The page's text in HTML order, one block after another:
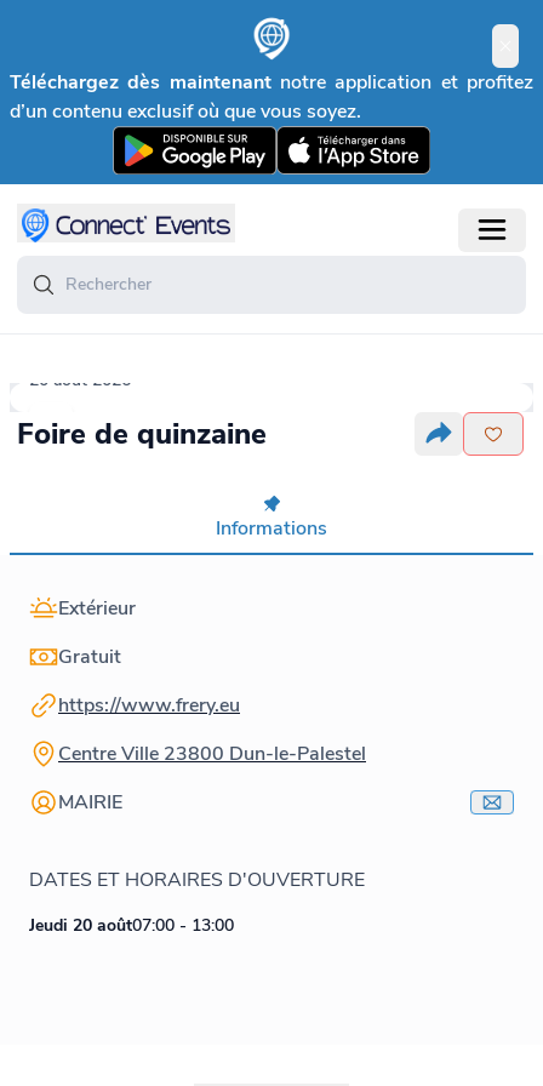
Téléchargez dès maintenant notre application et profitez
d’un contenu exclusif où que vous soyez.
20 août 2026
Foire de quinzaine
Informations
Extérieur
Gratuit
https://www.frery.eu
Centre Ville 23800 Dun-le-Palestel
MAIRIE
DATES ET HORAIRES D'OUVERTURE
Jeudi 20 août07:00 - 13:00